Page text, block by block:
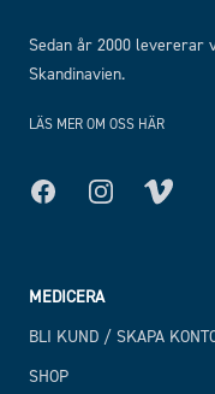
Sedan år 2000 levererar
Skandinavien.
LÄS MER OM OSS HÄR
FacebookInstagram
MEDICERA
BLI KUND / SKAPA
SHOP